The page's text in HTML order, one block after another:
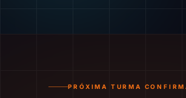
PRÓXIMA TURMA